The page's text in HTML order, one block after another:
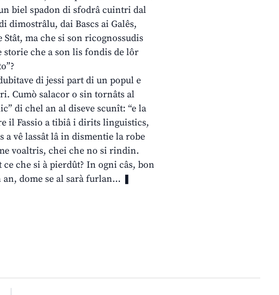
biel spadon di sfodrâ cuintri dal
dimostrâlu, dai Bascs ai Galês,
Stât, ma che si son ricognossudis
storie che a son lis fondis de lôr
di jessi part di un popul e
Cumò salacor o sin tornâts al
di chel an al diseve scunît: “e la
il Fassio a tibiâ i dirits linguistics,
a vê lassât lâ in dismentie la robe
voaltris, chei che no si rindin.
che si à pierdût? In ogni câs, bon
dome se al sarà furlan… ❚